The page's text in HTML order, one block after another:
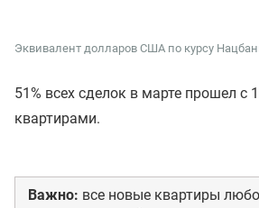
Эквивалент долларов США по курсу
51% всех сделок в марте прошел с
квартирами.
Важно: все новые квартиры